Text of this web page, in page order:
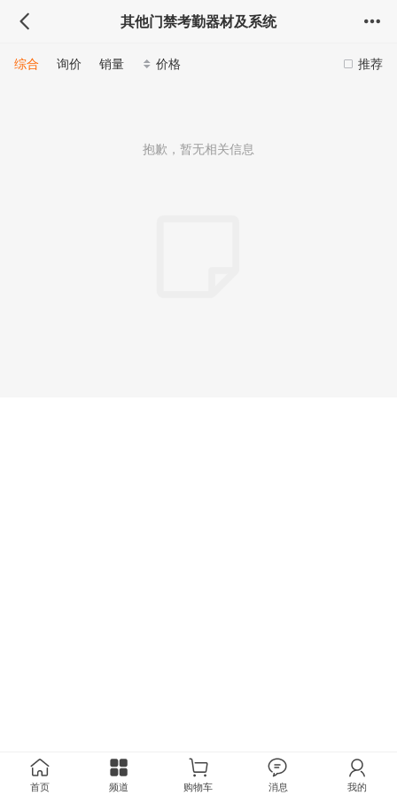
其他门禁考勤器材及系统
推荐
综合 询价 销量 价格
抱歉，暂无相关信息
首页 频道 购物车 消息 我的